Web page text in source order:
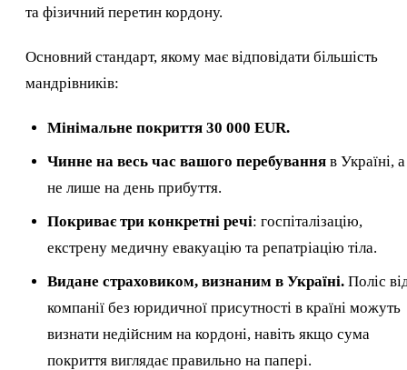
та фізичний перетин кордону.
Основний стандарт, якому має відповідати більшість
мандрівників:
Мінімальне покриття 30 000 EUR.
Чинне на весь час вашого перебування в Україні, а
не лише на день прибуття.
Покриває три конкретні речі: госпіталізацію,
екстрену медичну евакуацію та репатріацію тіла.
Видане страховиком, визнаним в Україні. Поліс
компанії без юридичної присутності в країні можуть
визнати недійсним на кордоні, навіть якщо сума
покриття виглядає правильно на папері.